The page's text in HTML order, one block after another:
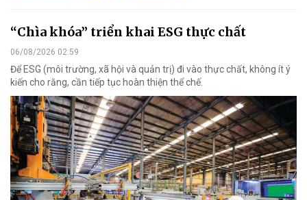
“Chìa khóa” triển khai ESG thực chất
06/08/2026 02:59
Để ESG (môi trường, xã hội và quản trị) đi vào thực chất, không ít ý
kiến cho rằng, cần tiếp tục hoàn thiện thể chế.